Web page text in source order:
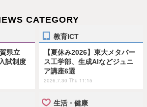
CATEGORY
県立
試制度
教育ICT
【夏休み2026】東大メタバー
ス工学部、生成AIなどジュニ
ア講座6選
2026.7.30 Thu 11:15
生活・健康